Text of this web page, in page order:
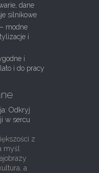
dane
silnikowe
modne
i
i
i do pracy
Odkryj
w sercu
z
myśl
a